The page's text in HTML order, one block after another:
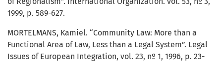
1999, p. 589-627.
MORTELMANS, Kamiel. “Community Law: More than a
Functional Area of Law, Less than a Legal System”. Legal
Issues of European Integration, vol. 23, nº 1, 1996, p. 23-